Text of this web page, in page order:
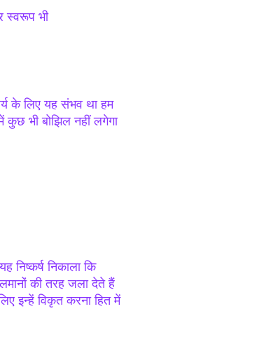
स्वरूप भी
के लिए यह संभव था हम
कुछ भी बोझिल नहीं लगेगा
निकाला कि
की तरह जला देते हैं
इन्हें विकृत करना हित में